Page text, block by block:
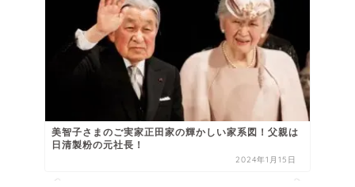
美智子さまのご実家正田家の輝かしい家系図！父親は
日清製粉の元社長！
2024年1月15日